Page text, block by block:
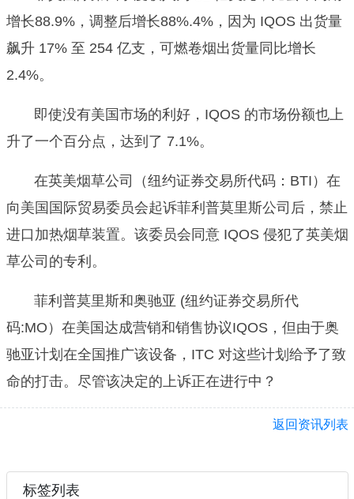
增长88.9%，调整后增长88%.4%，因为 IQOS 出货量
飙升 17% 至 254 亿支，可燃卷烟出货量同比增长
2.4%。
即使没有美国市场的利好，IQOS 的市场份额也上
升了一个百分点，达到了 7.1%。
在英美烟草公司（纽约证券交易所代码：BTI）在
向美国国际贸易委员会起诉菲利普莫里斯公司后，禁止
进口加热烟草装置。该委员会同意 IQOS 侵犯了英美烟
草公司的专利。
菲利普莫里斯和奥驰亚 (纽约证券交易所代
码:MO）在美国达成营销和销售协议IQOS，但由于奥
驰亚计划在全国推广该设备，ITC 对这些计划给予了致
命的打击。尽管该决定的上诉正在进行中？
返回资讯列表
标签列表